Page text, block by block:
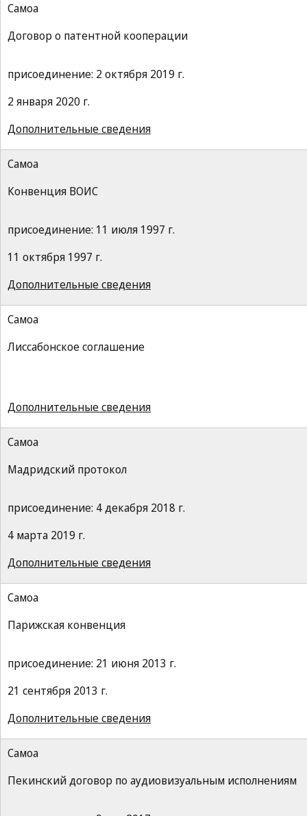
Самоа
Договор о патентной кооперации
присоединение: 2 октября 2019 г.
2 января 2020 г.
Дополнительные сведения
Самоа
Конвенция ВОИС
присоединение: 11 июля 1997 г.
11 октября 1997 г.
Дополнительные сведения
Самоа
Лиссабонское соглашение
Дополнительные сведения
Самоа
Мадридский протокол
присоединение: 4 декабря 2018 г.
4 марта 2019 г.
Дополнительные сведения
Самоа
Парижская конвенция
присоединение: 21 июня 2013 г.
21 сентября 2013 г.
Дополнительные сведения
Самоа
Пекинский договор по аудиовизуальным исполнениям